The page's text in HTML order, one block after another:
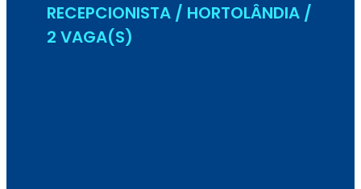
RECEPCIONISTA / HORTOLÂNDIA /
2 VAGA(S)